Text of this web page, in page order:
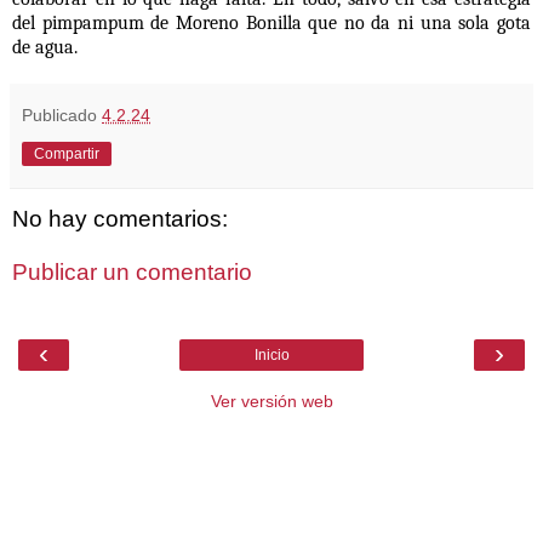
del pimpampum de Moreno Bonilla que no da ni una sola gota
de agua.
Publicado 4.2.24
Compartir
No hay comentarios:
Publicar un comentario
‹ ›
Inicio
Ver versión web